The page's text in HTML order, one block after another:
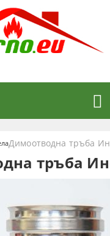
Димоотводнa тръбa
тръбa